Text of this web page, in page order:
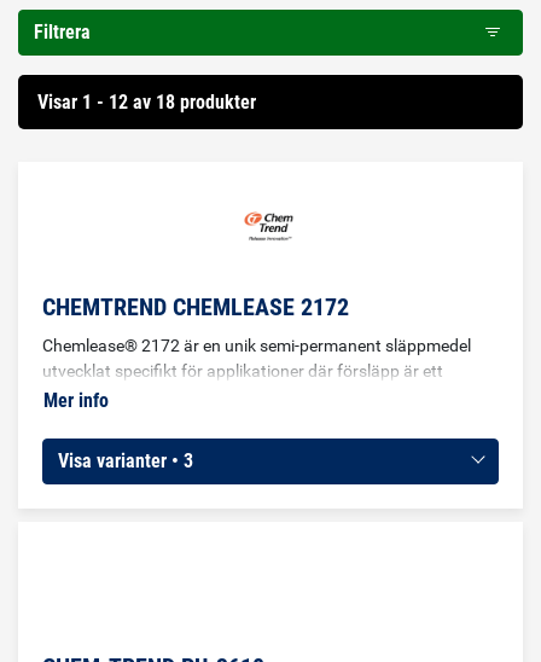
Filtrera
Visar 1 - 12 av 18 produkter
CHEMTREND CHEMLEASE 2172
Chemlease® 2172 är en unik semi-permanent släppmedel
utvecklat specifikt för applikationer där försläpp är ett
problem. Till stora plana ytor eller konkava formar.
Mer info
Visa varianter • 3